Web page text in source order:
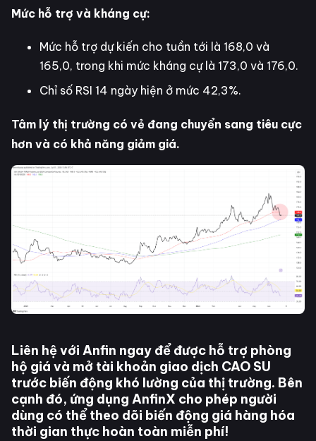
Mức hỗ trợ và kháng cự:
Mức hỗ trợ dự kiến ​​cho tuần tới là 168,0 và
165,0, trong khi mức kháng cự là 173,0 và 176,0.
Chỉ số RSI 14 ngày hiện ở mức 42,3%.
Tâm lý thị trường có vẻ đang chuyển sang tiêu cực
hơn và có khả năng giảm giá.
Liên hệ với Anfin ngay để được hỗ trợ phòng
hộ giá và mở tài khoản giao dịch CAO SU
trước biến động khó lường của thị trường. Bên
cạnh đó, ứng dụng AnfinX cho phép người
dùng có thể theo dõi biến động giá hàng hóa
thời gian thực hoàn toàn miễn phí!